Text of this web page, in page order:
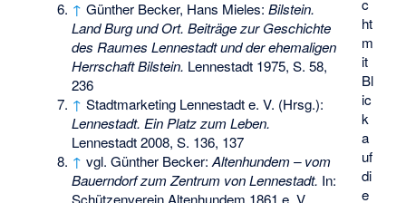
ht
m
it
Bl
ic
k
a
uf
di
e
↑ Günther Becker, Hans Mieles:Bilstein.
Land Burg und Ort. Beiträge zur Geschichte
des Raumes Lennestadt und der ehemaligen
Herrschaft Bilstein. Lennestadt 1975, S. 58,
236
↑ Stadtmarketing Lennestadt e. V. (Hrsg.):
Lennestadt. Ein Platz zum Leben.
Lennestadt 2008, S. 136, 137
↑ vgl. Günther Becker:Altenhundem – vom
Bauerndorf zum Zentrum von Lennestadt. In: